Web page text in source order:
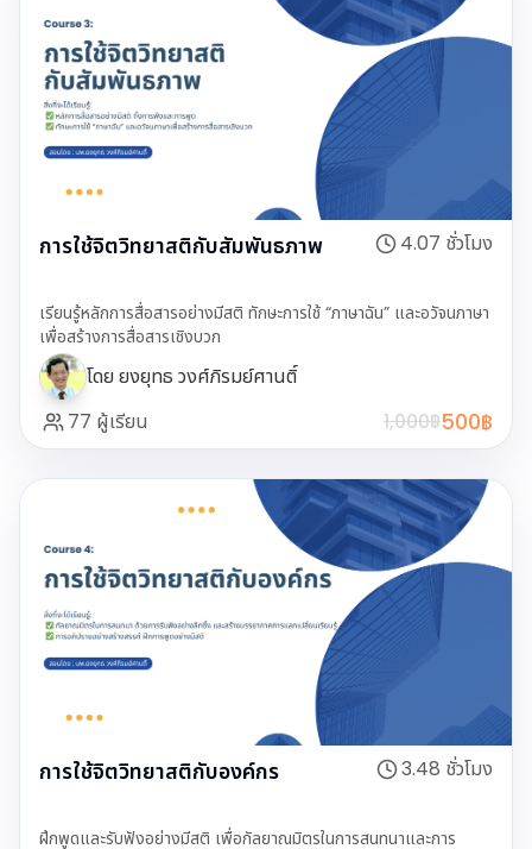
การใช้จิตวิทยาสติกับสัมพันธภาพ 4.07 ชั่วโมง
เรียนรู้หลักการสื่อสารอย่างมีสติ ทักษะการใช้ “ภาษาฉัน” และอวัจนภาษา
เพื่อสร้างการสื่อสารเชิงบวก
โดย ยงยุทธ วงศ์ภิรมย์ศานติ์
77 ผู้เรียน 1,000฿500฿
การใช้จิตวิทยาสติกับองค์กร 3.48 ชั่วโมง
ฝึกพูดและรับฟังอย่างมีสติ เพื่อกัลยาณมิตรในการสนทนาและการ